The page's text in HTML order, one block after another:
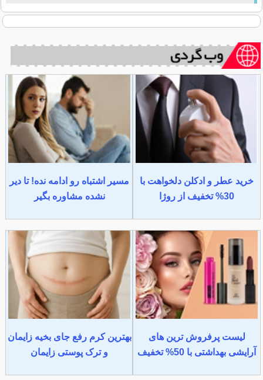
خرید عطر و ادکلن دلخواهت با
30% تخفیف از روژا
مسیر اشتباه رو ادامه نده! تا دیر
نشده مشاوره بگیر
لیست پرفروش ترین های
آرایشی بهداشتی با 50% تخفیف
بهترین کرم رفع جای بخیه زایمان
و ترک پوستی زایمان